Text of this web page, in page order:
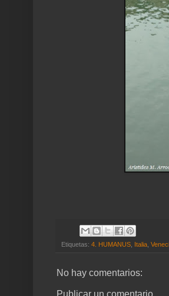
Etiquetas: 4. HUMANUS Italia
No hay comentarios: